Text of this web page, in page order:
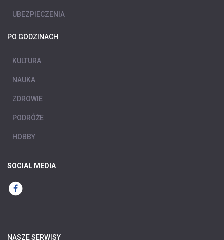
UBEZPIECZENIA
PO GODZINACH
KULTURA
NAUKA
ZDROWIE
PODRÓŻE
HOBBY
SOCIAL MEDIA
NASZE SERWISY